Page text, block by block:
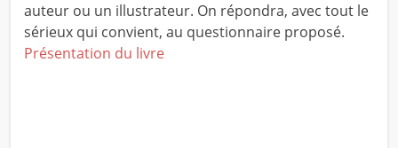
auteur ou un illustrateur. On répondra, avec tout le
sérieux qui convient, au questionnaire proposé.
Présentation du livre